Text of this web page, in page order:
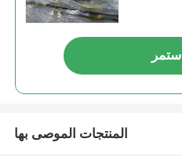
استمر
المنتجات الموصى بها